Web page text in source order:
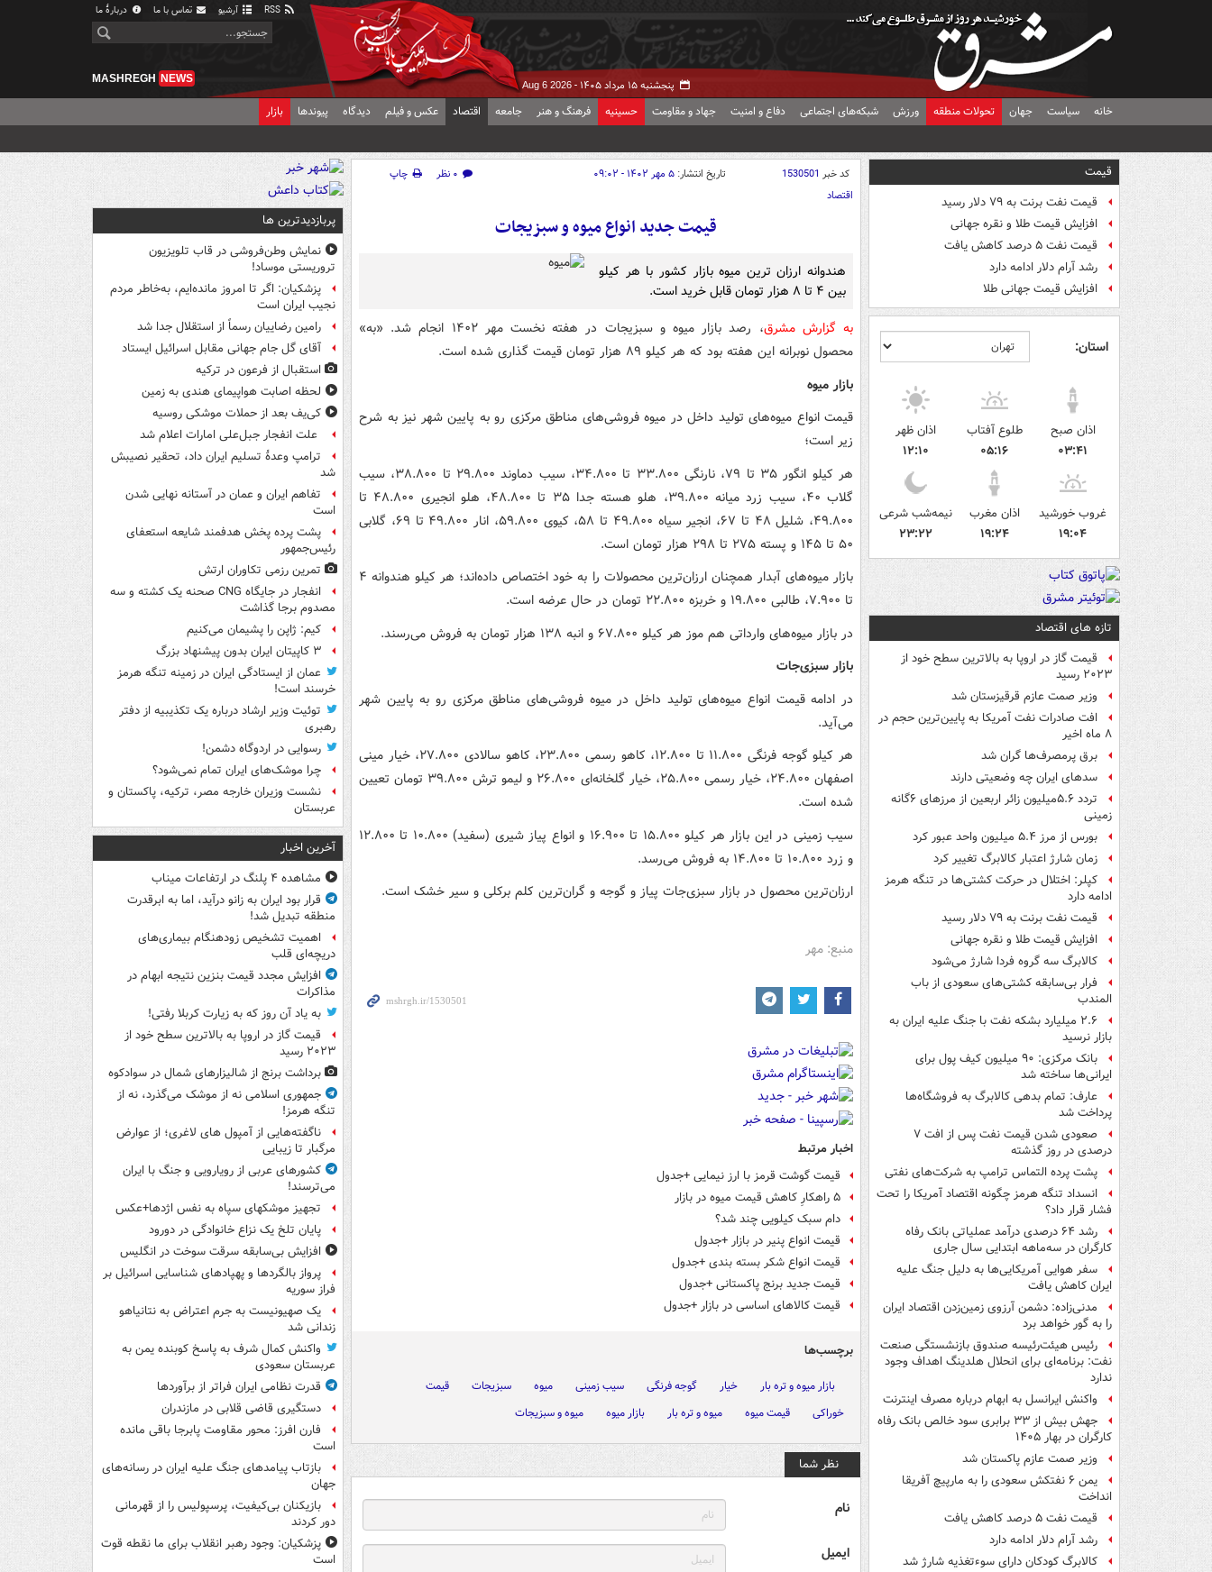
آرشیو تماس با ما دربارهٔ ما
پنجشنبه ۱۵ مرداد ۱۴۰۵ - Aug 6 2026
MASHREGH NEWS
خانه سیاست جهان تحولات منطقه ورزش شبکه‌های اجتماعی دفاع و امنیت جهاد و مقاومت حسینیه فرهنگ و هنر جامعه اقتصاد عکس و فیلم دیدگاه پیوندها بازار
قیمت
قیمت نفت برنت به ۷۹ دلار رسید
افزایش قیمت طلا و نقره جهانی
قیمت نفت ۵ درصد کاهش یافت
رشد آرام دلار ادامه دارد
افزایش قیمت جهانی طلا
استان:
اذان صبح
۰۳:۴۱
طلوع آفتاب
۰۵:۱۶
اذان ظهر
۱۲:۱۰
غروب خورشید
۱۹:۰۴
اذان مغرب
۱۹:۲۴
نیمه‌شب شرعی
۲۳:۲۲
تازه های اقتصاد
قیمت گاز در اروپا به بالاترین سطح خود از
۲۰۲۳ رسید
وزیر صمت عازم قرقیزستان شد
افت صادرات نفت آمریکا به پایین‌ترین حجم در
۸ ماه اخیر
برق پرمصرف‌ها گران شد
سدهای ایران چه وضعیتی دارند
تردد ۵.۶میلیون زائر اربعین از مرزهای ۶گانه
زمینی
بورس از مرز ۵.۴ میلیون واحد عبور کرد
زمان شارژ اعتبار کالابرگ تغییر کرد
کپلر: اختلال در حرکت کشتی‌ها در تنگه هرمز
ادامه دارد
قیمت نفت برنت به ۷۹ دلار رسید
افزایش قیمت طلا و نقره جهانی
کالابرگ سه گروه فردا شارژ می‌شود
فرار بی‌سابقه کشتی‌های سعودی از باب
المندب
۲.۶ میلیارد بشکه نفت با جنگ علیه ایران به
بازار نرسید
بانک مرکزی: ۹۰ میلیون کیف پول برای
ایرانی‌ها ساخته شد
عارف: تمام بدهی کالابرگ به فروشگاه‌ها
پرداخت شد
صعودی شدن قیمت نفت پس از افت ۷
درصدی در روز گذشته
پشت پرده التماس ترامپ به شرکت‌های نفتی
انسداد تنگه هرمز چگونه اقتصاد آمریکا را تحت
فشار قرار داد؟
رشد ۶۴ درصدی درآمد عملیاتی بانک رفاه
کارگران در سه‌ماهه ابتدایی سال جاری
سفر هوایی آمریکایی‌ها به دلیل جنگ علیه
ایران کاهش یافت
مدنی‌زاده: دشمن آرزوی زمین‌زدن اقتصاد ایران
را به گور خواهد برد
رئیس هیئت‌رئیسه صندوق بازنشستگی صنعت
نفت: برنامه‌ای برای انحلال هلدینگ اهداف وجود
ندارد
واکنش ایرانسل به ابهام درباره مصرف اینترنت
جهش بیش از ۳۳ برابری سود خالص بانک رفاه
کارگران در بهار ۱۴۰۵
وزیر صمت عازم پاکستان شد
یمن ۶ نفتکش سعودی را به مارپیچ آفریقا
انداخت
قیمت نفت ۵ درصد کاهش یافت
رشد آرام دلار ادامه دارد
کالابرگ کودکان دارای سوءتغذیه شارژ شد
کد خبر 1530501 تاریخ انتشار: ۵ مهر ۱۴۰۲ - ۰۹:۰۲ ۰ نظر
چاپ
اقتصاد
قیمت جدید انواع میوه و سبزیجات
هندوانه ارزان ترین میوه بازار کشور با هر کیلو
بین ۴ تا ۸ هزار تومان قابل خرید است.
به گزارش مشرق
، رصد بازار میوه و سبزیجات در هفته نخست مهر ۱۴۰۲ انجام شد. «به»
محصول نوبرانه این هفته بود که هر کیلو ۸۹ هزار تومان قیمت گذاری شده است.
بازار میوه
قیمت انواع میوه‌های تولید داخل در میوه فروشی‌های مناطق مرکزی رو به پایین شهر نیز به شرح
زیر است؛
هر کیلو انگور ۳۵ تا ۷۹، نارنگی ۳۳.۸۰۰ تا ۳۴.۸۰۰، سیب دماوند ۲۹.۸۰۰ تا ۳۸.۸۰۰، سیب
گلاب ۴۰، سیب زرد میانه ۳۹.۸۰۰، هلو هسته جدا ۳۵ تا ۴۸.۸۰۰، هلو انجیری ۴۸.۸۰۰ تا
۴۹.۸۰۰، شلیل ۴۸ تا ۶۷، انجیر سیاه ۴۹.۸۰۰ تا ۵۸، کیوی ۵۹.۸۰۰، انار ۴۹.۸۰۰ تا ۶۹، گلابی
۵۰ تا ۱۴۵ و پسته ۲۷۵ تا ۲۹۸ هزار تومان است.
بازار میوه‌های آبدار همچنان ارزان‌ترین محصولات را به خود اختصاص داده‌اند؛ هر کیلو هندوانه ۴
تا ۷.۹۰۰، طالبی ۱۹.۸۰۰ و خربزه ۲۲.۸۰۰ تومان در حال عرضه است.
در بازار میوه‌های وارداتی هم موز هر کیلو ۶۷.۸۰۰ و انبه ۱۳۸ هزار تومان به فروش می‌رسند.
بازار سبزی‌جات
در ادامه قیمت انواع میوه‌های تولید داخل در میوه فروشی‌های مناطق مرکزی رو به پایین شهر
می‌آید.
هر کیلو گوجه فرنگی ۱۱.۸۰۰ تا ۱۲.۸۰۰، کاهو رسمی ۲۳.۸۰۰، کاهو سالادی ۲۷.۸۰۰، خیار مینی
اصفهان ۲۴.۸۰۰، خیار رسمی ۲۵.۸۰۰، خیار گلخانه‌ای ۲۶.۸۰۰ و لیمو ترش ۳۹.۸۰۰ تومان تعیین
شده است.
سیب زمینی در این بازار هر کیلو ۱۵.۸۰۰ تا ۱۶.۹۰۰ و انواع پیاز شیری (سفید) ۱۰.۸۰۰ تا ۱۲.۸۰۰
و زرد ۱۰.۸۰۰ تا ۱۴.۸۰۰ به فروش می‌رسد.
ارزان‌ترین محصول در بازار سبزی‌جات پیاز و گوجه و گران‌ترین کلم برکلی و سیر خشک است.
منبع: مهر
اخبار مرتبط
قیمت گوشت قرمز با ارز نیمایی +جدول
۵ راهکارِ کاهش قیمت میوه ‌در بازار
دام سبک کیلویی چند شد؟
قیمت انواع پنیر در بازار +جدول
قیمت انواع شکر بسته بندی +جدول
قیمت جدید برنج پاکستانی +جدول
قیمت کالاهای اساسی در بازار +جدول
برچسب‌ها
بازار میوه و تره بار خیار گوجه فرنگی سیب زمینی میوه سبزیجات
قیمت
خوراکی
قیمت میوه میوه و تره بار بازار میوه میوه و سبزیجات
نظر شما
نام
ایمیل
پربازدیدترین ها
نمایش وطن‌فروشی در قاب تلویزیون
تروریستی موساد!
پزشکیان: اگر تا امروز مانده‌ایم، به‌خاطر مردم
نجیب ایران است
رامین رضاییان رسماً از استقلال جدا شد
آقای گل جام جهانی مقابل اسرائیل ایستاد
استقبال از فرعون در ترکیه
لحظه اصابت هواپیمای هندی به زمین
کی‌یف بعد از حملات موشکی روسیه
علت انفجار جبل‌علی امارات اعلام شد
ترامپ وعدۀ تسلیم ایران داد، تحقیر نصیبش
شد
تفاهم ایران و عمان در آستانه نهایی شدن
است
پشت پرده پخش هدفمند شایعه استعفای
رئیس‌جمهور
تمرین رزمی تکاوران ارتش
انفجار در جایگاه CNG صحنه یک کشته و سه
مصدوم برجا گذاشت
کیم: ژاپن را پشیمان می‌کنیم
۳ کاپیتان ایران بدون پیشنهاد بزرگ
عمان از ایستادگی ایران در زمینه تنگه هرمز
خرسند است!
توئیت وزیر ارشاد درباره یک تکذیبیه از دفتر
رهبری
رسوایی در اردوگاه دشمن!
چرا موشک‌های ایران تمام نمی‌شود؟
نشست وزیران خارجه مصر، ترکیه، پاکستان و
عربستان
آخرین اخبار
مشاهده ۴ پلنگ در ارتفاعات میناب
قرار بود ایران به زانو درآید، اما به ابرقدرت
منطقه تبدیل شد!
اهمیت تشخیص زودهنگام بیماری‌های
دریچه‌ای قلب
افزایش مجدد قیمت بنزین نتیجه ابهام در
مذاکرات
به یاد آن روز که به زیارت کربلا رفتی!
قیمت گاز در اروپا به بالاترین سطح خود از
۲۰۲۳ رسید
برداشت برنج از شالیزارهای شمال در سوادکوه
جمهوری اسلامی نه از موشک می‌گذرد، نه از
تنگه هرمز!
ناگفته‌هایی از آمپول های لاغری؛ از عوارض
مرگبار تا زیبایی
کشورهای عربی از رویارویی و جنگ با ایران
می‌ترسند!
تجهیز موشکهای سپاه به نفس اژدها+عکس
پایان تلخ یک نزاع خانوادگی در دورود
افزایش بی‌سابقه سرقت سوخت در انگلیس
پرواز بالگردها و پهپادهای شناسایی اسرائیل بر
فراز سوریه
یک صهیونیست به جرم اعتراض به نتانیاهو
زندانی شد
واکنش کمال شرف به پاسخ کوبنده یمن به
عربستان سعودی
قدرت نظامی ایران فراتر از برآوردها
دستگیری قاضی قلابی در مازندران
فارن افرز: محور مقاومت پابرجا باقی مانده
است
بازتاب پیامدهای جنگ علیه ایران در رسانه‌های
جهان
بازیکنان بی‌کیفیت، پرسپولیس را از قهرمانی
دور کردند
پزشکیان: وجود رهبر انقلاب برای ما نقطه قوت
است